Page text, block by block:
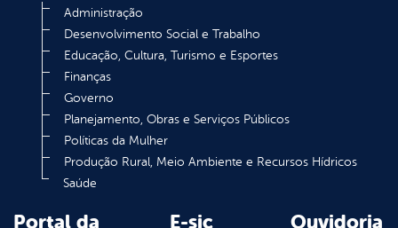
Administração
Desenvolvimento Social e Trabalho
Educação, Cultura, Turismo e Esportes
Finanças
Governo
Planejamento, Obras e Serviços Públicos
Políticas da Mulher
Produção Rural, Meio Ambiente e Recursos Hídricos
Saúde
Portal da
E-sic Ouvidoria